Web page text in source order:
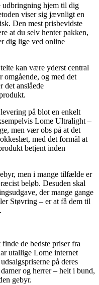
udbringning hjem til dig
viser sig jævnligt en
Den mest prisbevidste
at du selv henter pakken,
dig lige ved online
kan være yderst central
omgående, og med det
det anslåede
på blot en enkelt
Lome Ultralight –
men vær obs på at det
med det formål at
betjent inden
men i mange tilfælde er
beløb. Desuden skal
der mange gange
Støvring – er at få dem til
de bedste priser fra
utallige Lome internet
på deres
og herrer – helt i bund,
gebyr.